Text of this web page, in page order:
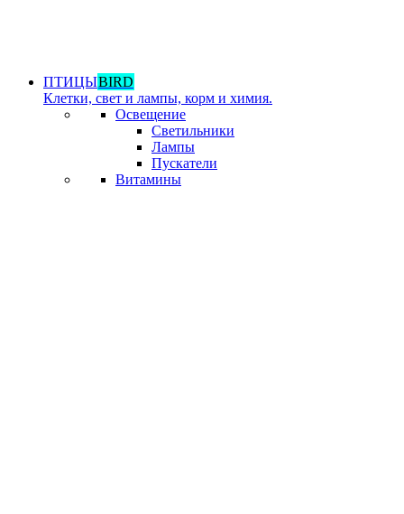
ПТИЦЫBIRD
Клетки, свет и лампы, корм и химия.
Освещение
Светильники
Лампы
Пускатели
Витамины